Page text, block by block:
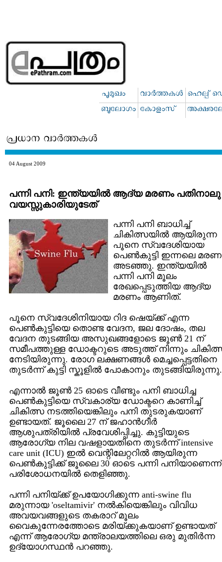
04 August 2009
പന്നി പനി: ഇന്ത്യയില്‍ ആദ്യ മരണം പതിനാലു
വയസ്സുകാരിയുടേത്
പന്നി പനി ബാധിച്ച്
ചികിത്സയില്‍ ആയിരുന്ന
പൂനെ സ്വദേശിയായ
പെണ്‍കുട്ടി ഇന്നലെ
അടഞ്ഞു. ഇന്ത്യയില്‍
പന്നി പനി മൂലം
രേഖപ്പെടുത്തിയ ആദ്യ
മരണം ആണിത്.
പൂനെ സ്വദേശിനിയായ റിദ ഷെയ്ക്ക് എന്ന
പെണ്‍കുട്ടിയെ തൊണ്ട വേദന, ജല ദോഷം, തല
വേദന തുടങ്ങിയ അസുഖങ്ങളോടെ ജൂണ്‍ 21 ന്
സമീപത്തുള്ള ഡോക്ടറുടെ അടുത്ത് നിന്നും
നേടിയിരുന്നു. രോഗ ലക്ഷണങ്ങള്‍ മെച്ചപ്പെട്ടതിനെ
തുടര്‍ന്ന് കുട്ടി സ്കൂളില്‍ പോകാനും തുടങ്ങിയിരുന്നു.
എന്നാല്‍ ജൂണ്‍ 25 ഓടെ വീണ്ടും പനി ബാധിച്ച
പെണ്‍കുട്ടിയെ സ്വകാര്യ ഡോക്ടറെ കാണിച്ച്
ചികിത്സ നടത്തിയെങ്കിലും പനി തുടരുകയാണ്
ഉണ്ടായത്. ജൂലൈ 27 ന് ജഹാന്‍ഗീര്‍
ആശുപത്രിയില്‍ പ്രവേശിപ്പിച്ചു. കുട്ടിയുടെ
ആരോഗ്യ നില വഷളായതിനെ തുടര്‍ന്ന് intensive
care unit (ICU) ഇല്‍ വെന്റിലേറ്ററില്‍ ആയിരുന്ന
പെണ്‍കുട്ടിക്ക് ജൂലൈ 30 ഓടെ പന്നി പനിയാണെന്ന്
പരിശോധനയില്‍ തെളിഞ്ഞു.
പന്നി പനിയ്ക്ക് ഉപയോഗിക്കുന്ന anti-swine flu
മരുന്നായ 'oseltamivir' നല്‍കിയെങ്കിലും വിവിധ
അവയവങ്ങളുടെ തകരാറ് മൂലം
വൈകുന്നേരത്തോടെ മരിയ്ക്കുകയാണ് ഉണ്ടായത്
എന്ന് ആരോഗ്യ മന്ത്രാലയത്തിലെ ഒരു മുതിര്‍ന്ന
ഉദ്യോഗസ്ഥന്‍ പറഞ്ഞു.